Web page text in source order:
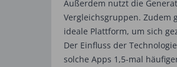
Außerdem nutzt die
Vergleichsgruppen. Zudem
ideale Plattform, um sich
Der Einfluss der
solche Apps 1,5-mal